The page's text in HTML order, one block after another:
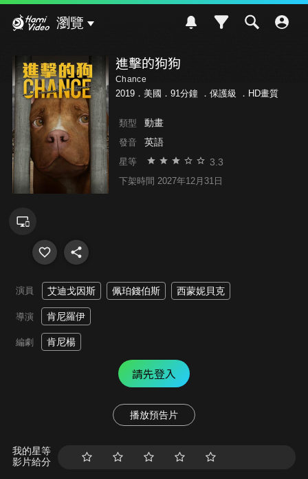
瀏覽
進擊的狗狗
Chance
2019．美國．91分鐘 ． 保護級 ．HD畫質
類型 動畫
發音 英語
星等 3.3
下架時間 2027年12月31日
演員 艾迪戈因斯 佩珀錢伯斯 西蒙妮貝克
導演 肯尼羅伊
編劇 肯尼楊
請先登入
播放預告片
我的星等
影片給分